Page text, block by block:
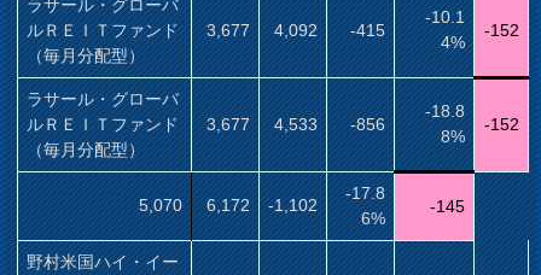
ラサール・グローバ
ルＲＥＩＴファンド
（毎月分配型）
3,677 4,092 -415
-10.1
4%
-152
ラサール・グローバ
ルＲＥＩＴファンド
（毎月分配型）
3,677 4,533 -856
-18.8
8%
-152
5,070 6,172 -1,102
-17.8
6%
-145
野村米国ハイ・イー